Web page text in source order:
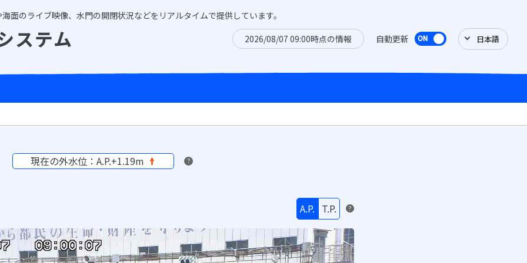
のライブ映像、水門の開閉状況などをリアルタイムで提供しています。
ステム 2026/08/07 09:00時点の情報 自動更新
現在の外水位：A.P.+1.19m ？
A.P. T.P. ？